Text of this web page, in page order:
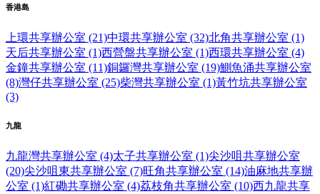
香港島
上環共享辦公室 (21)中環共享辦公室 (32)北角共享辦公室 (1)
天后共享辦公室 (1)西營盤共享辦公室 (1)西環共享辦公室 (4)
金鐘共享辦公室 (11)銅鑼灣共享辦公室 (19)鰂魚涌共享辦公室
(8)灣仔共享辦公室 (25)柴灣共享辦公室 (1)黃竹坑共享辦公室
(3)
九龍
九龍灣共享辦公室 (4)太子共享辦公室 (1)尖沙咀共享辦公室
(20)尖沙咀東共享辦公室 (7)旺角共享辦公室 (14)油麻地共享辦
公室 (1)紅磡共享辦公室 (4)荔枝角共享辦公室 (10)西九龍共享